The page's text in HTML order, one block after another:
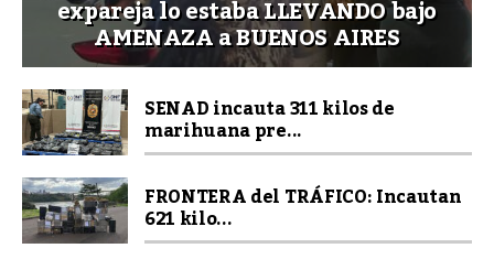
expareja lo estaba LLEVANDO bajo
AMENAZA a BUENOS AIRES
SENAD incauta 311 kilos de
marihuana pre...
FRONTERA del TRÁFICO: Incautan
621 kilo...